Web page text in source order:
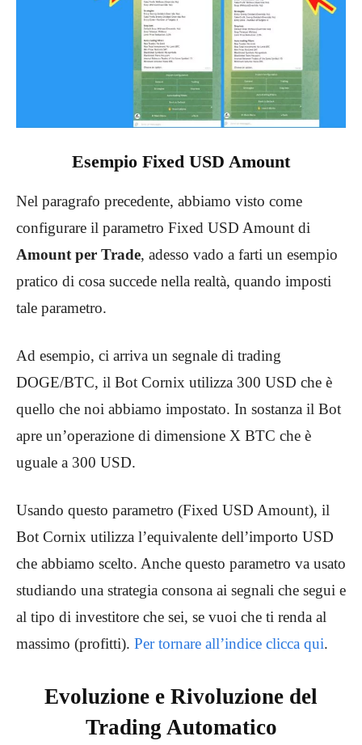
Esempio Fixed USD Amount
Nel paragrafo precedente, abbiamo visto come
configurare il parametro Fixed USD Amount di
Amount per Trade, adesso vado a farti un esempio
pratico di cosa succede nella realtà, quando imposti
tale parametro.
Ad esempio, ci arriva un segnale di trading
DOGE/BTC, il Bot Cornix utilizza 300 USD che è
quello che noi abbiamo impostato. In sostanza il Bot
apre un’operazione di dimensione X BTC che è
uguale a 300 USD.
Usando questo parametro (Fixed USD Amount), il
Bot Cornix utilizza l’equivalente dell’importo USD
che abbiamo scelto. Anche questo parametro va usato
studiando una strategia consona ai segnali che segui e
al tipo di investitore che sei, se vuoi che ti renda al
massimo (profitti). Per tornare all’indice clicca qui.
Evoluzione e Rivoluzione del
Trading Automatico